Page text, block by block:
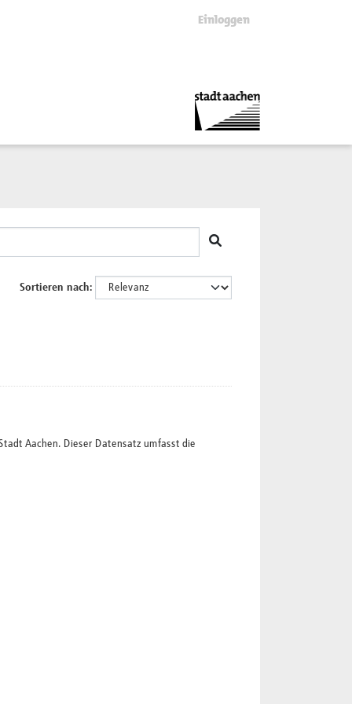
Einloggen
Sortieren nach
Aachen. Dieser Datensatz umfasst die